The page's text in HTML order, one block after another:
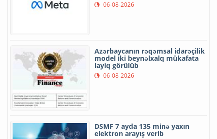
06-08-2026
Azərbaycanın rəqəmsal idarəçilik
model iki beynəlxalq mükafata
layiq görülüb
06-08-2026
DSMF 7 ayda 135 minə yaxın
elektron arayış verib